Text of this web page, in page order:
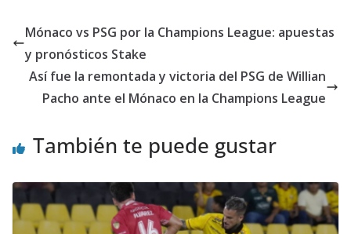
Mónaco vs PSG por la Champions League: apuestas
y pronósticos Stake
Así fue la remontada y victoria del PSG de Willian
Pacho ante el Mónaco en la Champions League
También te puede gustar